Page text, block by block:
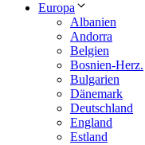
Europa
Albanien
Andorra
Belgien
Bosnien-Herz.
Bulgarien
Dänemark
Deutschland
England
Estland